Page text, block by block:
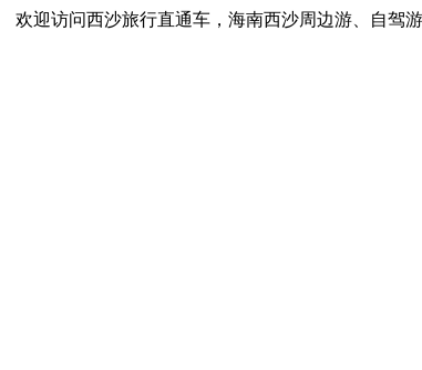
欢迎访问西沙旅行直通车，海南西沙周边游、自驾游